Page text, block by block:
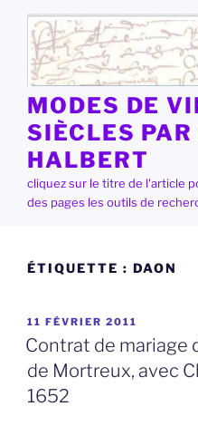
contenu
principal
MODES DE
SIÈCLES
HALBERT
cliquez sur le titre de l'article
des pages les outils de
ÉTIQUETTE : DAON
PUBLIÉ
LE
11 FÉVRIER 2011
Contrat de mariage
de Mortreux, avec
1652